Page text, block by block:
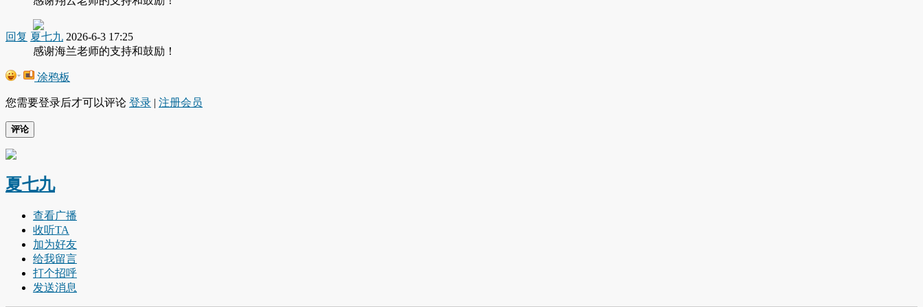
回复 夏七九 2026-6-3 17:25
感谢海兰老师的支持和鼓励！
涂鸦板
您需要登录后才可以评论 登录 | 注册会员
评论
夏七九
查看广播
收听TA
加为好友
给我留言
打个招呼
发送消息